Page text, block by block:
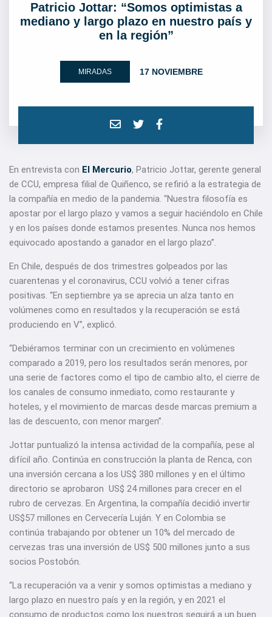
Patricio Jottar: “Somos optimistas a
mediano y largo plazo en nuestro país y
en la región”
MIRADAS 17 NOVIEMBRE
En entrevista con El Mercurio, Patricio Jottar, gerente general
de CCU, empresa filial de Quiñenco, se refirió a la estrategia de
la compañía en medio de la pandemia. “Nuestra filosofía es
apostar por el largo plazo y vamos a seguir haciéndolo en Chile
y en los países donde estamos presentes. Nunca nos hemos
equivocado apostando a ganador en el largo plazo”.
En Chile, después de dos trimestres golpeados por las
cuarentenas y el coronavirus, CCU volvió a tener cifras
positivas. “En septiembre ya se aprecia un alza tanto en
volúmenes como en resultados y la recuperación se está
produciendo en V”, explicó.
“Debiéramos terminar con un crecimiento en volúmenes
comparado a 2019, pero los resultados serán menores, por
una serie de factores como el tipo de cambio alto, el cierre de
los canales de consumo inmediato, como restaurante y
hoteles, y el movimiento de marcas desde marcas premium a
las de descuento, con menor margen”.
Jottar puntualizó la intensa actividad de la compañía, pese al
difícil año. Continúa en construcción la planta de Renca, con
una inversión cercana a los US$ 380 millones y en el último
directorio se aprobaron US$ 24 millones para crecer en el
rubro de cervezas. En Argentina, la compañía decidió invertir
US$57 millones en Cervecería Luján. Y en Colombia se
continúa trabajando por obtener un 10% del mercado de
cervezas tras una inversión de US$ 500 millones junto a sus
socios Postobón.
“La recuperación va a venir y somos optimistas a mediano y
largo plazo en nuestro país y en la región, y en 2021 el
consumo de productos como los nuestros seguirá a un buen